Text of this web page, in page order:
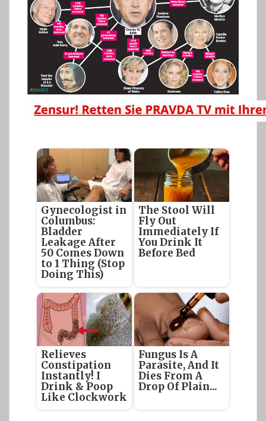
Gynecologist in
Columbus:
Bladder
Leakage After
50 Comes Down
to 1 Thing (Stop
Doing This)
The Stool Will
Fly Out
Immediately If
You Drink It
Before Bed
Relieves
Constipation
Instantly! I
Drink & Poop
Like Clockwork
Fungus Is A
Parasite, And It
Dies From A
Drop Of Plain...